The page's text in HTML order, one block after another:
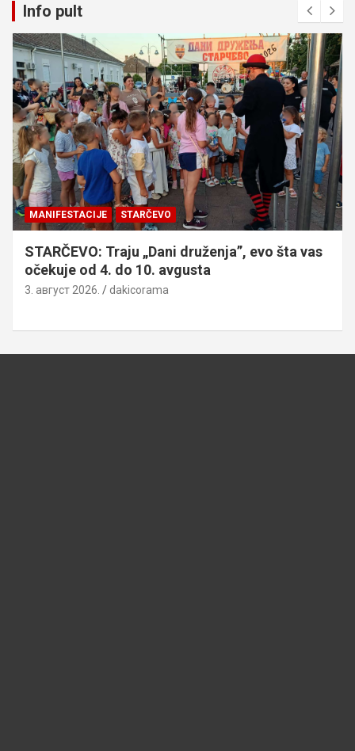
Info pult
MANIFESTACIJE STARČEVO
STARČEVO: Traju „Dani druženja”, evo šta vas
očekuje od 4. do 10. avgusta
3. август 2026. dakicorama